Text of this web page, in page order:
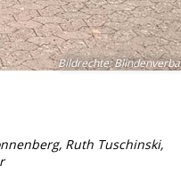
Bildrechte:
Ruth Tuschinski,